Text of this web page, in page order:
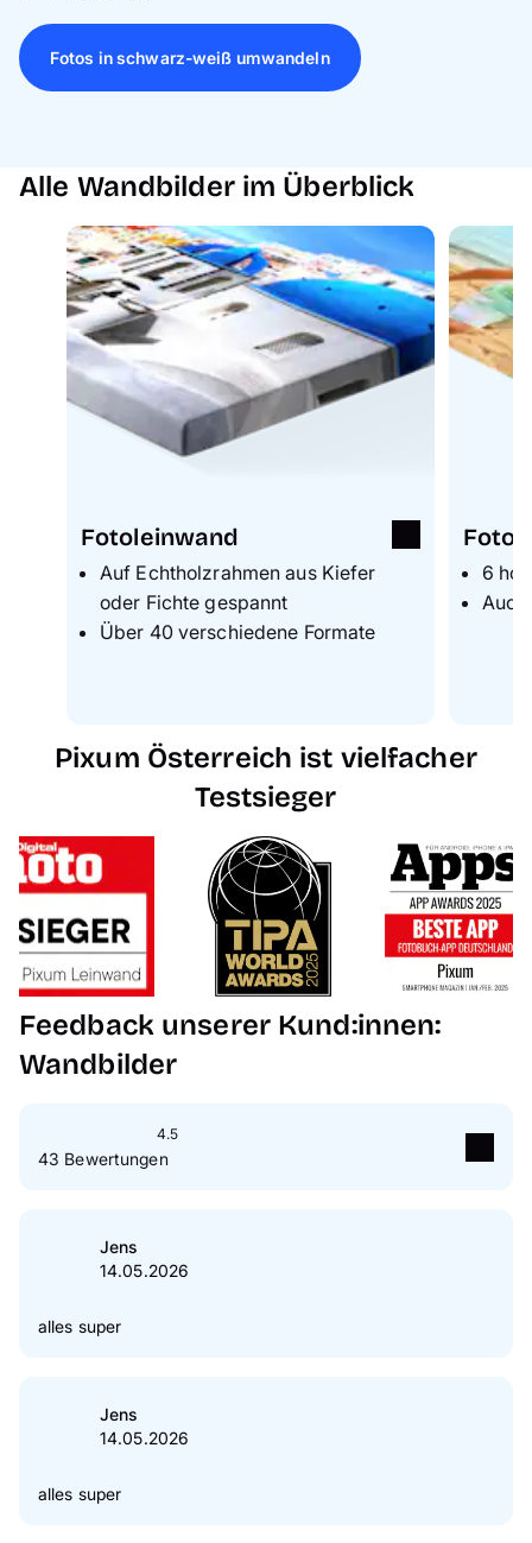
Fotos in schwarz-weiß umwandeln
Alle Wandbilder im Überblick
Fotoleinwand
Auf Echtholzrahmen aus Kiefer
oder Fichte gespannt
Über 40 verschiedene Formate
6
Pixum Österreich ist vielfacher
Testsieger
Feedback unserer Kund:innen:
Wandbilder
4.5
43 Bewertungen
Sterne
2 Sterne
Jens
14.05.2026
alles super
Jens
14.05.2026
alles super